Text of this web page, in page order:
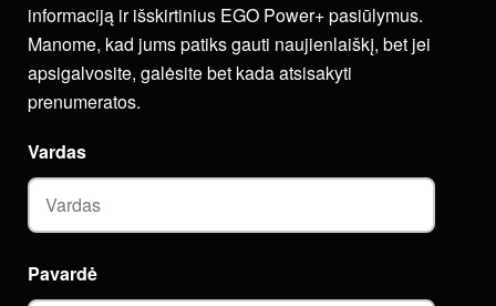
informaciją ir išskirtinius EGO Power+ pasiūlymus.
Manome, kad jums patiks gauti naujienlaiškį, bet jei
apsigalvosite, galėsite bet kada atsisakyti
prenumeratos.
Vardas
Pavardė